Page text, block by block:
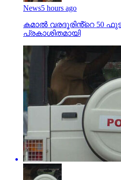
News5 hours ago
കമാൽ വരദൂരിൻ്റെ 50
പ്രകാശിതമായി